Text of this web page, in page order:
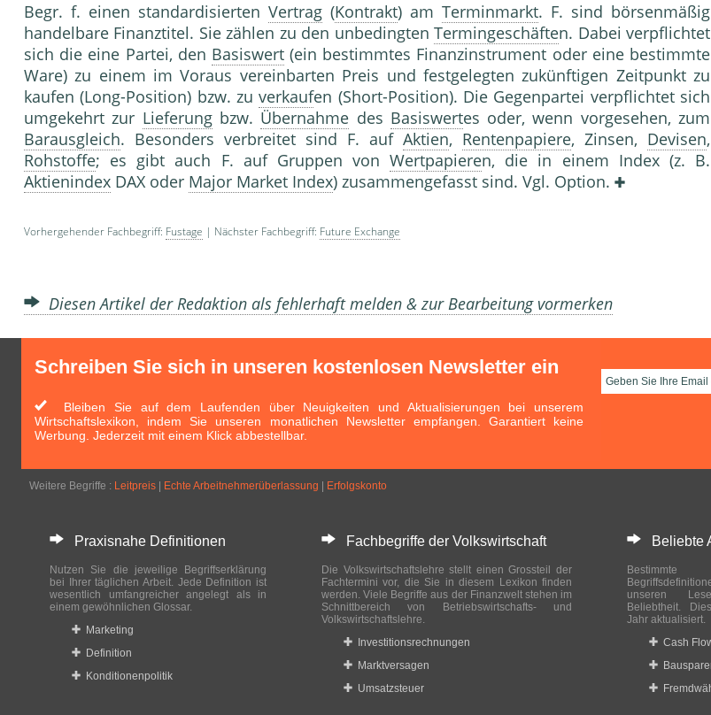
Begr. f. einen standardisierten Vertrag (Kontrakt) am Terminmarkt. F. sind börsenmäßig
handelbare Finanztitel. Sie zählen zu den unbedingtenTermingeschäften. Dabei verpflichtet
sich die eine Partei, den Basiswert(ein bestimmtes Finanzinstrument oder eine bestimmte
Ware) zu einem im Voraus vereinbarten Preis und festgelegten zukünftigen Zeitpunkt zu
kaufen (Long-Position) bzw. zuverkaufen (Short-Position). Die Gegenpartei verpflichtet sich
umgekehrt zur Lieferungbzw. Übernahme des Basiswertes oder, wenn vorgesehen, zum
Barausgleich. Besonders verbreitet sind F. auf Aktien, Rentenpapiere, Zinsen, Devisen,
Rohstoffe; es gibt auch F. auf Gruppen vonWertpapieren, die in einem Index (z. B.
Aktienindex DAX oder Major Market Index) zusammengefasst sind. Vgl. Option.
Vorhergehender Fachbegriff: Fustage | Nächster Fachbegriff: Future Exchange
Diesen Artikel der Redaktion als fehlerhaft melden & zur Bearbeitung vormerken
Schreiben Sie sich in unseren kostenlosen Newsletter ein
Bleiben Sie auf dem Laufenden über Neuigkeiten und Aktualisierungen bei unserem
Wirtschaftslexikon, indem Sie unseren monatlichen Newsletter empfangen. Garantiert keine
Werbung. Jederzeit mit einem Klick abbestellbar.
Weitere Begriffe : Leitpreis Echte Arbeitnehmerüberlassung Erfolgskonto
Praxisnahe Definitionen
Nutzen Sie die jeweilige Begriffserklärung
bei Ihrer täglichen Arbeit. Jede Definition ist
wesentlich umfangreicher angelegt als in
einem gewöhnlichen Glossar.
Marketing
Definition
Konditionenpolitik
Fachbegriffe der Volkswirtschaft
Die Volkswirtschaftslehre stellt einen Grossteil der
Fachtermini vor, die Sie in diesem Lexikon finden
werden. Viele Begriffe aus der Finanzwelt stehen im
Schnittbereich von Betriebswirtschafts- und
Volkswirtschaftslehre.
Investitionsrechnungen
Marktversagen
Umsatzsteuer
Beliebte
unseren
Beliebtheit.
Jahr aktualisiert.
Cash